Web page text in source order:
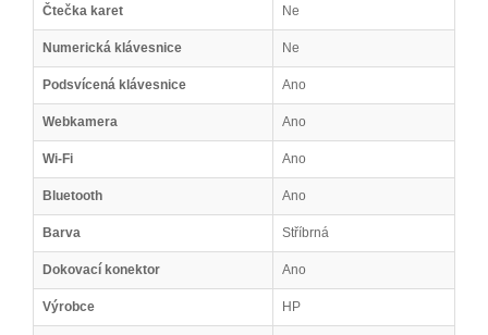
Čtečka karet Ne
Numerická klávesnice Ne
Podsvícená klávesnice Ano
Webkamera Ano
Wi-Fi Ano
Bluetooth Ano
Barva Stříbrná
Dokovací konektor Ano
Výrobce HP